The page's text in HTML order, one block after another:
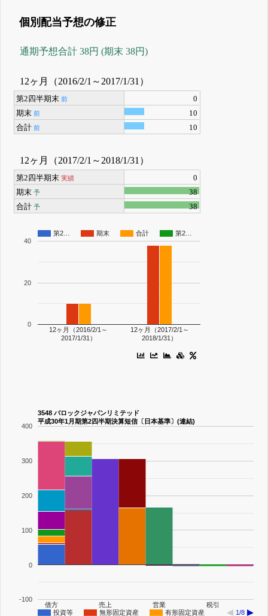
個別配当予想の修正
通期予想合計 38円 (期末 38円)
12ヶ月（2016/2/1～2017/1/31）
第2四半期末 前
0
期末 前
10
合計 前 10
12ヶ月（2017/2/1～2018/1/31）
第2四半期末実績
0
期末 予
38
合計 予 38
第2… 期末 合計 第2…
12ヶ月（2016/2/1～
2017/1/31）
12ヶ月（2017/2/1～
2018/1/31）
0
20
40
3548 バロックジャパンリミテッド
平成30年1月期第2四半期決算短信〔日本基準〕(連結)
投資等 無形固定資産 有形固定資産 1/8
借方 売上 営業 税引
-100
0
100
200
300
400